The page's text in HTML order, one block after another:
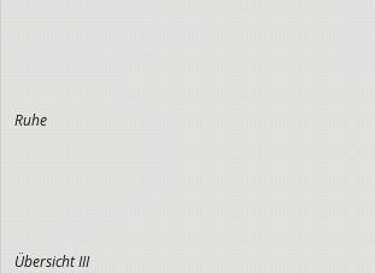
Ruhe
Übersicht III